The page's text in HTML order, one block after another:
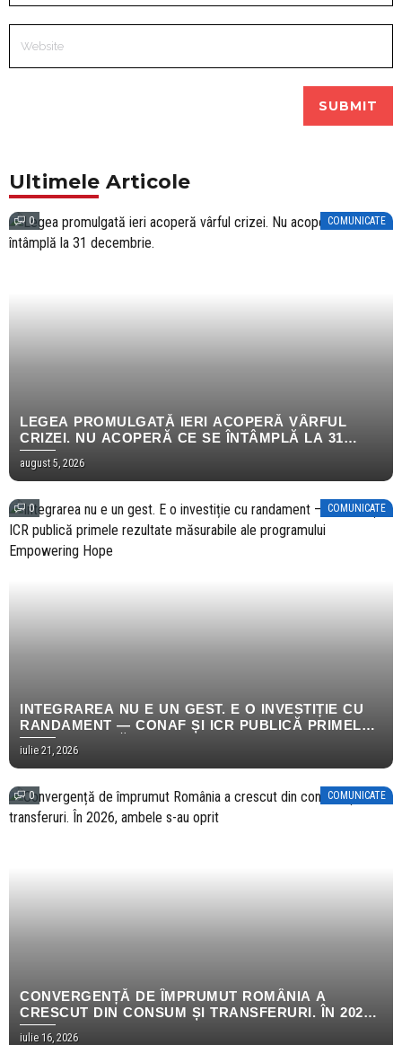
Ultimele Articole
0 COMUNICATE
LEGEA PROMULGATĂ IERI ACOPERĂ VÂRFUL
CRIZEI. NU ACOPERĂ CE SE ÎNTÂMPLĂ LA 31
DECEMBRIE.
august 5, 2026
0 COMUNICATE
INTEGRAREA NU E UN GEST. E O INVESTIȚIE CU
RANDAMENT — CONAF ȘI ICR PUBLICĂ PRIMELE
REZULTATE MĂSURABILE ALE PROGRAMULUI
EMPOWERING HOPE
iulie 21, 2026
0 COMUNICATE
CONVERGENȚĂ DE ÎMPRUMUT ROMÂNIA A
CRESCUT DIN CONSUM ȘI TRANSFERURI. ÎN 2026,
AMBELE S-AU OPRIT
iulie 16, 2026